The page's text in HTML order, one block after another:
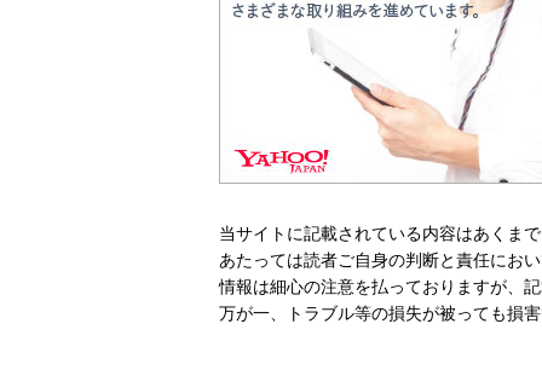
当サイトに記載されている内容はあくま
あたっては読者ご自身の判断と責任にお
情報は細心の注意を払っておりますが、
万が一、トラブル等の損失が被っても損